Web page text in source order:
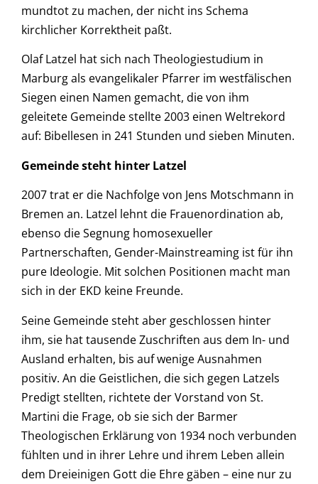
mundtot zu machen, der nicht ins Schema
kirchlicher Korrektheit paßt.
Olaf Latzel hat sich nach Theologiestudium in
Marburg als evangelikaler Pfarrer im westfälischen
Siegen einen Namen gemacht, die von ihm
geleitete Gemeinde stellte 2003 einen Weltrekord
auf: Bibellesen in 241 Stunden und sieben Minuten.
Gemeinde steht hinter Latzel
2007 trat er die Nachfolge von Jens Motschmann in
Bremen an. Latzel lehnt die Frauenordination ab,
ebenso die Segnung homosexueller
Partnerschaften, Gender-Mainstreaming ist für ihn
pure Ideologie. Mit solchen Positionen macht man
sich in der EKD keine Freunde.
Seine Gemeinde steht aber geschlossen hinter
ihm, sie hat tausende Zuschriften aus dem In- und
Ausland erhalten, bis auf wenige Ausnahmen
positiv. An die Geistlichen, die sich gegen Latzels
Predigt stellten, richtete der Vorstand von St.
Martini die Frage, ob sie sich der Barmer
Theologischen Erklärung von 1934 noch verbunden
fühlten und in ihrer Lehre und ihrem Leben allein
dem Dreieinigen Gott die Ehre gäben – eine nur zu